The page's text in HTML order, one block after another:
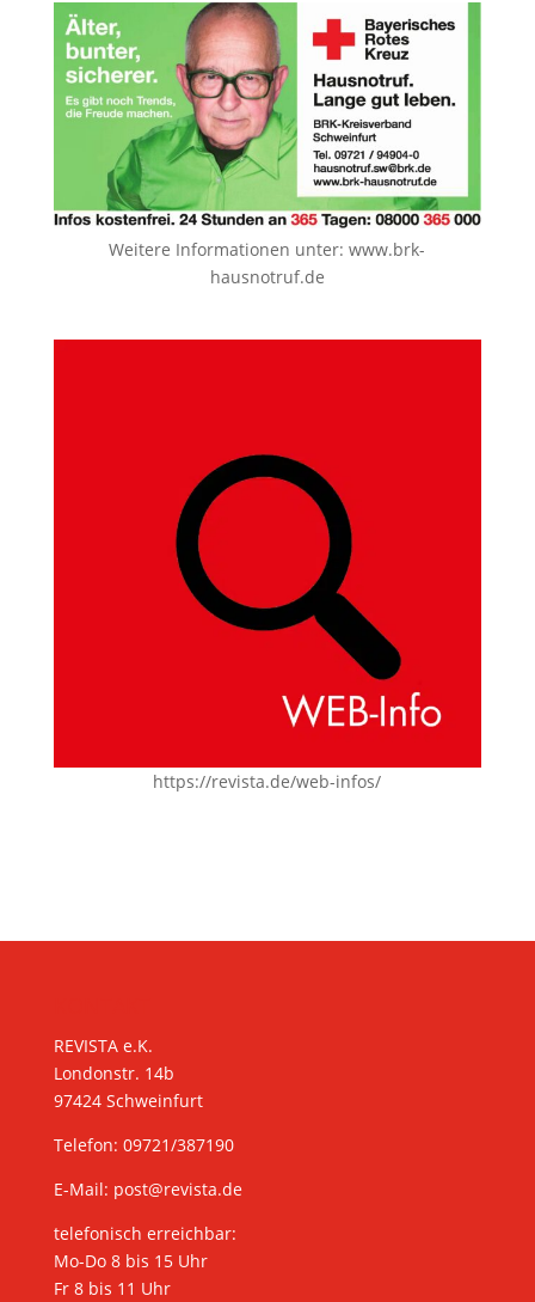
Weitere Informationen unter:www.brk-
hausnotruf.de
https://revista.de/web-infos/
REVISTA e.K.
Londonstr. 14b
97424 Schweinfurt
Telefon: 09721/387190
E-Mail: post@revista.de
telefonisch erreichbar:
Mo-Do 8 bis 15 Uhr
Fr 8 bis 11 Uhr